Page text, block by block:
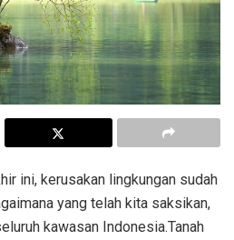
ini, kerusakan lingkungan sudah
yang telah kita saksikan,
kawasan Indonesia.Tanah